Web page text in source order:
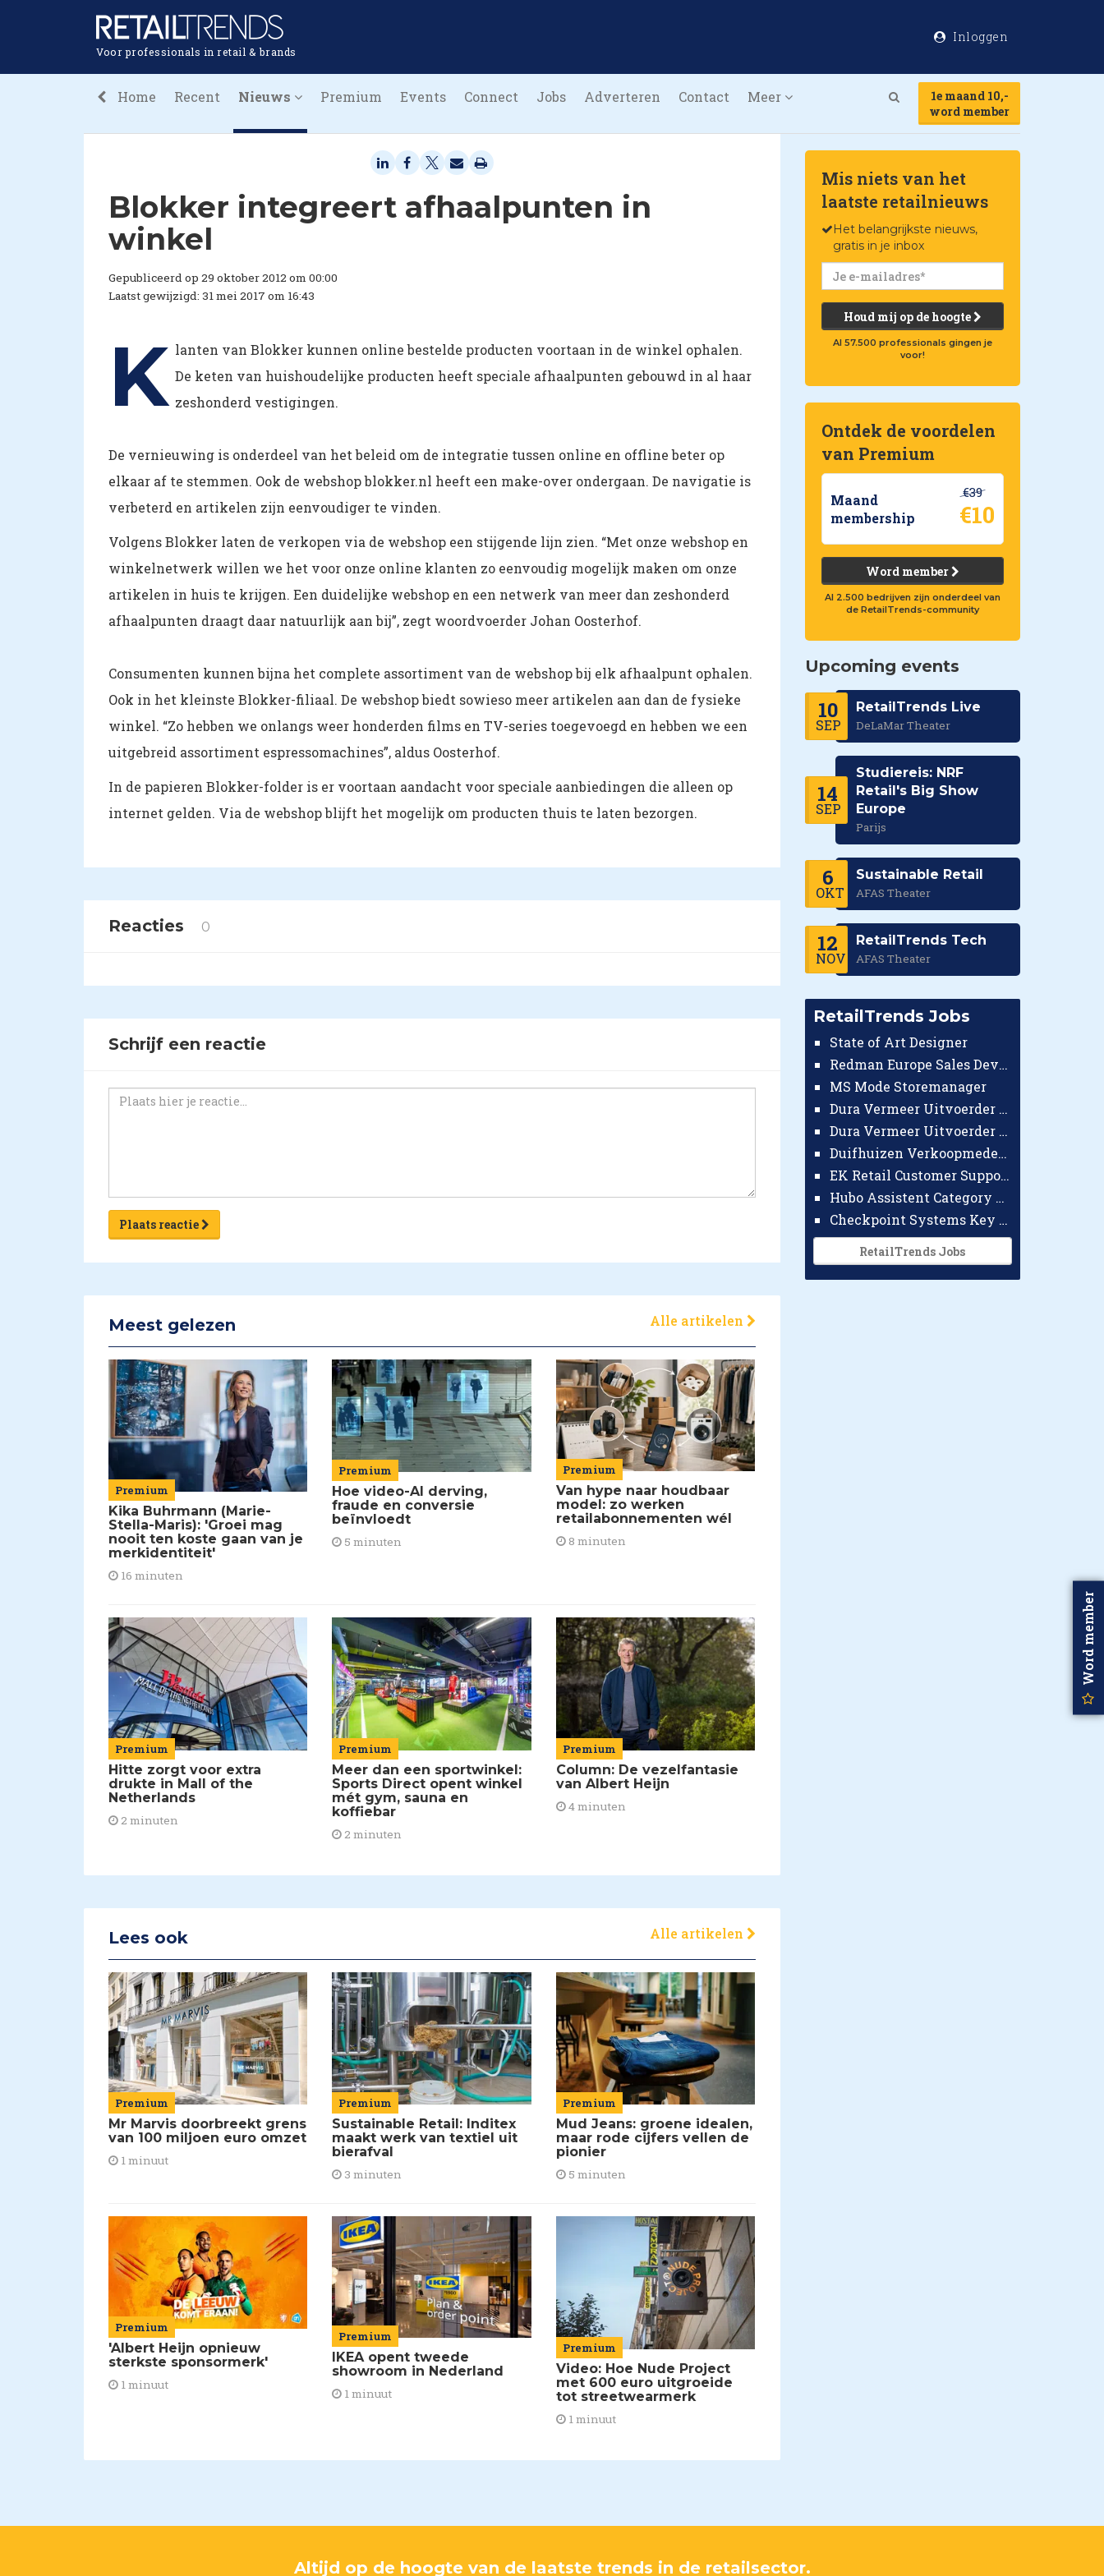
Voor professionals in retail & brands
Inloggen
Home Recent Nieuws Premium Events Connect Jobs Adverteren Contact Meer
1e maand 10,-
word member
Blokker integreert afhaalpunten in
winkel
Gepubliceerd op 29 oktober 2012 om 00:00
Laatst gewijzigd: 31 mei 2017 om 16:43
K lanten van Blokker kunnen online bestelde producten voortaan in de winkel ophalen.
De keten van huishoudelijke producten heeft speciale afhaalpunten gebouwd in al haar
zeshonderd vestigingen.
De vernieuwing is onderdeel van het beleid om de integratie tussen online en offline beter op
elkaar af te stemmen. Ook de webshop blokker.nl heeft een make-over ondergaan. De navigatie is
verbeterd en artikelen zijn eenvoudiger te vinden.
Volgens Blokker laten de verkopen via de webshop een stijgende lijn zien. “Met onze webshop en
winkelnetwerk willen we het voor onze online klanten zo eenvoudig mogelijk maken om onze
artikelen in huis te krijgen. Een duidelijke webshop en een netwerk van meer dan zeshonderd
afhaalpunten draagt daar natuurlijk aan bij”, zegt woordvoerder Johan Oosterhof.
Consumenten kunnen bijna het complete assortiment van de webshop bij elk afhaalpunt ophalen.
Ook in het kleinste Blokker-filiaal. De webshop biedt sowieso meer artikelen aan dan de fysieke
winkel. “Zo hebben we onlangs weer honderden films en TV-series toegevoegd en hebben we een
uitgebreid assortiment espressomachines”, aldus Oosterhof.
In de papieren Blokker-folder is er voortaan aandacht voor speciale aanbiedingen die alleen op
internet gelden. Via de webshop blijft het mogelijk om producten thuis te laten bezorgen.
Reacties 0
Schrijf een reactie
Plaats reactie
Meest gelezen Alle artikelen
Premium
Kika Buhrmann (Marie-
Stella-Maris): 'Groei mag
nooit ten koste gaan van je
merkidentiteit'
16 minuten
Premium
Hoe video-AI derving,
fraude en conversie
beïnvloedt
5 minuten
Premium
Van hype naar houdbaar
model: zo werken
retailabonnementen wél
8 minuten
Premium
Hitte zorgt voor extra
drukte in Mall of the
Netherlands
2 minuten
Premium
Meer dan een sportwinkel:
Sports Direct opent winkel
mét gym, sauna en
koffiebar
2 minuten
Premium
Column: De vezelfantasie
van Albert Heijn
4 minuten
Lees ook Alle artikelen
Premium
Mr Marvis doorbreekt grens
van 100 miljoen euro omzet
1 minuut
Premium
Sustainable Retail: Inditex
maakt werk van textiel uit
bierafval
3 minuten
Premium
Mud Jeans: groene idealen,
maar rode cijfers vellen de
pionier
5 minuten
Premium
'Albert Heijn opnieuw
sterkste sponsormerk'
1 minuut
Premium
IKEA opent tweede
showroom in Nederland
1 minuut
Premium
Video: Hoe Nude Project
met 600 euro uitgroeide
tot streetwearmerk
1 minuut
Mis niets van het
laatste retailnieuws
Het belangrijkste nieuws,
gratis in je inbox
Houd mij op de hoogte
Al 57.500 professionals gingen je
voor!
Ontdek de voordelen
van Premium
Maand
membership
€39
€10
Word member
Al 2.500 bedrijven zijn onderdeel van
de RetailTrends-community
Upcoming events
10
SEP
RetailTrends Live
DeLaMar Theater
14
SEP
Studiereis: NRF
Retail's Big Show
Europe
Parijs
6
OKT
Sustainable Retail
AFAS Theater
12
NOV
RetailTrends Tech
AFAS Theater
RetailTrends Jobs
State of Art Designer
Redman Europe Sales Developer (Europe)
MS Mode Storemanager
Dura Vermeer Uitvoerder GWW Amsterdam
Dura Vermeer Uitvoerder Civiel Nijmegen
Duifhuizen Verkoopmedewerker Ridderkerk
EK Retail Customer Support Omnichannel
Hubo Assistent Category Manager
Checkpoint Systems Key Accountmanager Benelux
RetailTrends Jobs
Altijd op de hoogte van de laatste trends in de retailsector.
Word member